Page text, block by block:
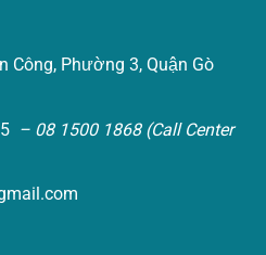
Công, Phường 3, Quận Gò
– 08 1500 1868 (Call Center